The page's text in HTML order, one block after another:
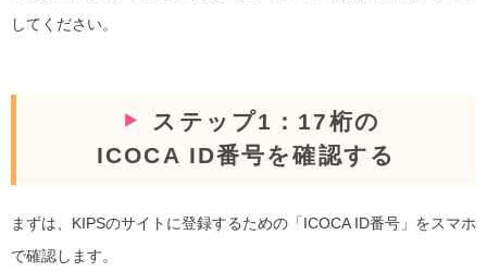
してください。
ステップ1：17桁の
ICOCA ID番号を確認する
まずは、KIPSのサイトに登録するための「ICOCA ID番号」をスマホ
で確認します。